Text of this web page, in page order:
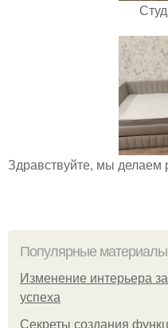
Здравствуйте, мы делаем
Популярные материалы
Изменение интерьера
успеха
Секреты создания